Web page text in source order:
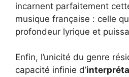
incarnent parfaitement
musique française : celle
profondeur lyrique et
Enfin, l’unicité du genre
capacité infinie d’